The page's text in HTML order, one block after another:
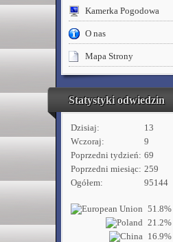
Kamerka Pogodowa
O nas
Mapa Strony
Statystyki odwiedzin
Dzisiaj:
13
Wczoraj:
9
Poprzedni tydzień: 69
Poprzedni miesiąc: 259
Ogółem:
95144
51.8%
21.2%
16.9%